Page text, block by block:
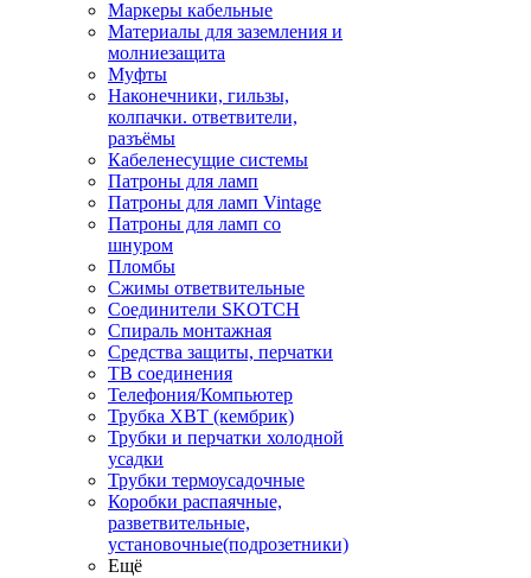
Маркеры кабельные
Материалы для заземления и
молниезащита
Муфты
Наконечники, гильзы,
колпачки. ответвители,
разъёмы
Кабеленесущие системы
Патроны для ламп
Патроны для ламп Vintage
Патроны для ламп со
шнуром
Пломбы
Сжимы ответвительные
Соединители SKOTCH
Спираль монтажная
Средства защиты, перчатки
ТВ соединения
Телефония/Компьютер
Трубка ХВТ (кембрик)
Трубки и перчатки холодной
усадки
Трубки термоусадочные
Коробки распаячные,
разветвительные,
установочные(подрозетники)
Ещё